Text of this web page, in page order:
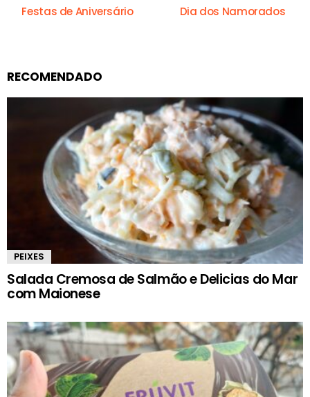
Festas de Aniversário Dia dos Namorados
RECOMENDADO
PEIXES
Salada Cremosa de Salmão e Delicias do Mar
com Maionese